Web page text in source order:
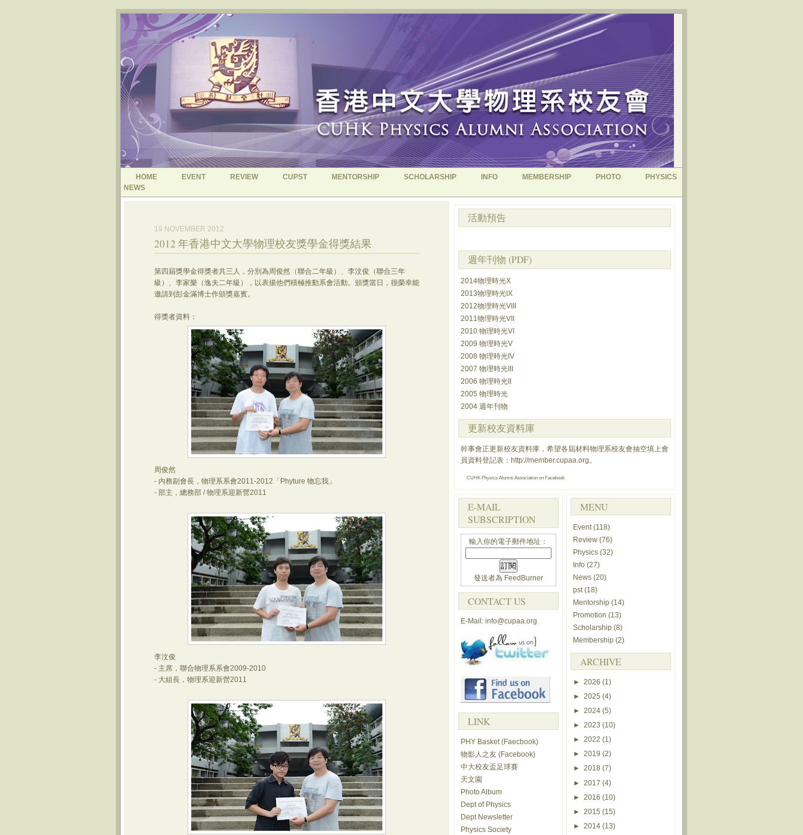
HOME EVENT REVIEW CUPST MENTORSHIP SCHOLARSHIP INFO MEMBERSHIP PHOTO
PHYSICS
NEWS
19 NOVEMBER 2012
2012 年香港中文大學物理校友獎學金得獎結果
第四屆獎學金得獎者共三人，分別為周俊然（聯合二年級）、李汶俊（聯合三年
級）、李家樂（逸夫二年級），以表揚他們積極推動系會活動。頒獎當日，很榮幸能
邀請到彭金滿博士作頒獎嘉賓。
得獎者資料：
周俊然
- 內務副會長，物理系系會2011-2012「Phyture 物忘我」
- 部主，總務部 / 物理系迎新營2011
李汶俊
- 主席，聯合物理系系會2009-2010
- 大組長，物理系迎新營2011
活動預告
週年刊物 (PDF)
2014物理時光X
2013物理時光IX
2012物理時光VIII
2011物理時光VII
2010 物理時光VI
2009 物理時光V
2008 物理時光IV
2007 物理時光III
2006 物理時光II
2005 物理時光
2004 週年刊物
更新校友資料庫
幹事會正更新校友資料庫，希望各屆材料物理系校友會抽空填上會
員資料登記表： http://member.cupaa.org。
CUHK Physics Alumni Association on Facebook
E-MAIL
SUBSCRIPTION
輸入你的電子郵件地址：
發送者為 FeedBurner
CONTACT US
E-Mail: info@cupaa.org
LINK
PHY Basket (Faecbook)
物影人之友 (Facebook)
中大校友盃足球賽
天文園
Photo Album
Dept of Physics
Dept Newsletter
Physics Society
MENU
Event(118)
Review (76)
Physics (32)
Info (27)
News (20)
pst(18)
Mentorship (14)
Promotion (13)
Scholarship (8)
Membership (2)
ARCHIVE
► 2026 (1)
► 2025 (4)
► 2024 (5)
► 2023 (10)
► 2022 (1)
► 2019 (2)
► 2018 (7)
► 2017 (4)
► 2016 (10)
► 2015 (15)
► 2014 (13)